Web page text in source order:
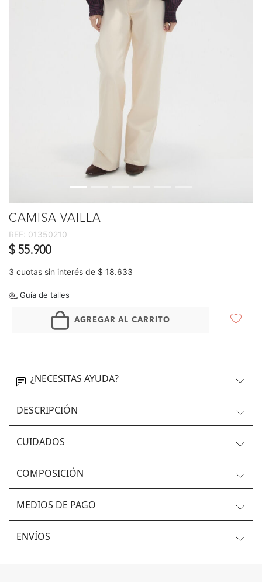
CAMISA VAILLA
REF: 01350210
$ 55.900
3 cuotas sin interés de $ 18.633
Guía de talles
AGREGAR AL CARRITO
¿NECESITAS AYUDA?
DESCRIPCIÓN
CUIDADOS
COMPOSICIÓN
MEDIOS DE PAGO
ENVÍOS